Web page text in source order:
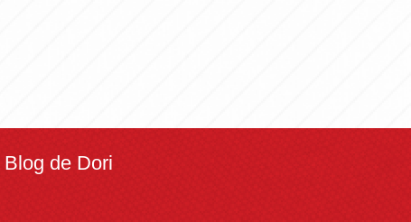
Blog de Dori